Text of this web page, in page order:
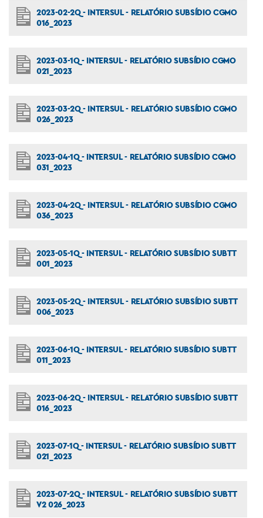
2023-02-2Q - INTERSUL - RELATÓRIO SUBSÍDIO CGMO
016_2023
2023-03-1Q - INTERSUL - RELATÓRIO SUBSÍDIO CGMO
021_2023
2023-03-2Q - INTERSUL - RELATÓRIO SUBSÍDIO CGMO
026_2023
2023-04-1Q - INTERSUL - RELATÓRIO SUBSÍDIO CGMO
031_2023
2023-04-2Q - INTERSUL - RELATÓRIO SUBSÍDIO CGMO
036_2023
2023-05-1Q - INTERSUL - RELATÓRIO SUBSÍDIO SUBTT
001_2023
2023-05-2Q - INTERSUL - RELATÓRIO SUBSÍDIO SUBTT
006_2023
2023-06-1Q - INTERSUL - RELATÓRIO SUBSÍDIO SUBTT
011_2023
2023-06-2Q - INTERSUL - RELATÓRIO SUBSÍDIO SUBTT
016_2023
2023-07-1Q - INTERSUL - RELATÓRIO SUBSÍDIO SUBTT
021_2023
2023-07-2Q - INTERSUL - RELATÓRIO SUBSÍDIO SUBTT
V2 026_2023